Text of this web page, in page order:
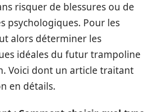
risquer de blessures ou de
psychologiques. Pour les
alors déterminer les
idéales du futur trampoline
Voici dont un article traitant
en détails.